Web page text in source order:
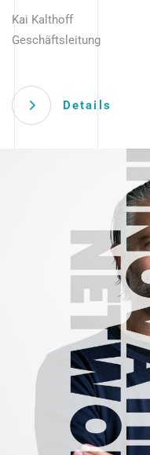
Kai Kalthoff
Geschäftsleitung
Details